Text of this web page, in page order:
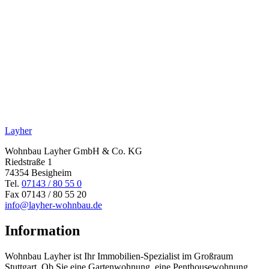
Layher
Wohnbau Layher GmbH & Co. KG
Riedstraße 1
74354 Besigheim
Tel. 07143 / 80 55 0
Fax 07143 / 80 55 20
info@layher-wohnbau.de
Information
Wohnbau Layher ist Ihr Immobilien-Spezialist im Großraum
Stuttgart. Ob Sie eine Gartenwohnung, eine Penthousewohnung